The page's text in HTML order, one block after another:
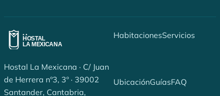
Hostal La Mexicana · C/ Juan
de Herrera nº3, 3º · 39002
Santander, Cantabria,
HabitacionesServicios
UbicaciónGuíasFAQ